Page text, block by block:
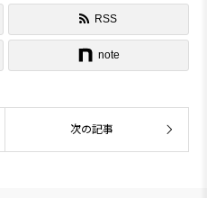
 RSS
note
次の記事